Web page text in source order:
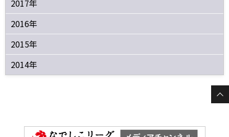
2017年
2016年
2015年
2014年